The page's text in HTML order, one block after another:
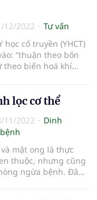
12/2022
Tư vấn
học cổ truyền (YHCT)
“thuận theo bốn
theo biến hoá khí
bằng, sức khỏe dẻo
lọc cơ thể
11/2022
Dinh
và mật ong là thực
thuộc, nhưng cũng
ngừa bệnh. Đây